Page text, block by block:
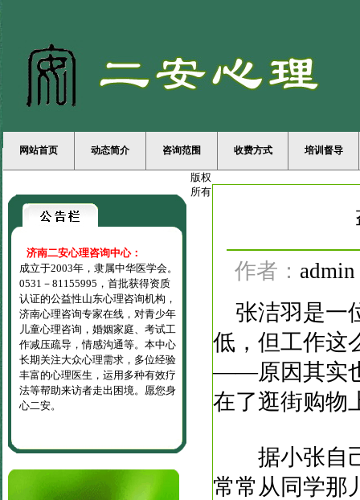
网站首页 动态简介 咨询范围 收费方式 培训督导
济南二安心理咨询中心：
成立于2003年，隶属中华医学会。
0531－81155995，首批获得资质
认证的公益性山东心理咨询机构，
济南心理咨询专家在线，对青少年
儿童心理咨询，婚姻家庭、考试工
作减压疏导，情感沟通等。本中心
长期关注大众心理需求，多位经验
丰富的心理医生，运用多种有效疗
法等帮助来访者走出困境。愿您身
心二安。
作者： admin
张洁羽是一
低，但工作这
——原因其实
在了逛街购物
据小张自己
常常从同学那
版权
所有